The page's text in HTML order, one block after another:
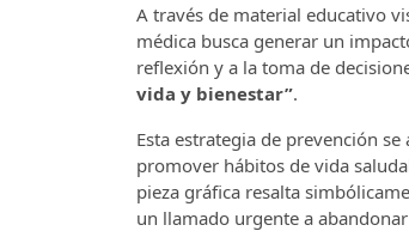
A través de material educativo
médica busca generar un
reflexión y a la toma de
vida y bienestar”.
Esta estrategia de prevención
promover hábitos de vida
pieza gráfica resalta
un llamado urgente a